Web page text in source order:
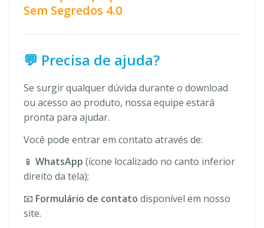
Sem Segredos 4.0
💬 Precisa de ajuda?
Se surgir qualquer dúvida durante o download
ou acesso ao produto, nossa equipe estará
pronta para ajudar.
Você pode entrar em contato através de:
📱 WhatsApp (ícone localizado no canto inferior
direito da tela);
📧 Formulário de contato disponível em nosso
site.